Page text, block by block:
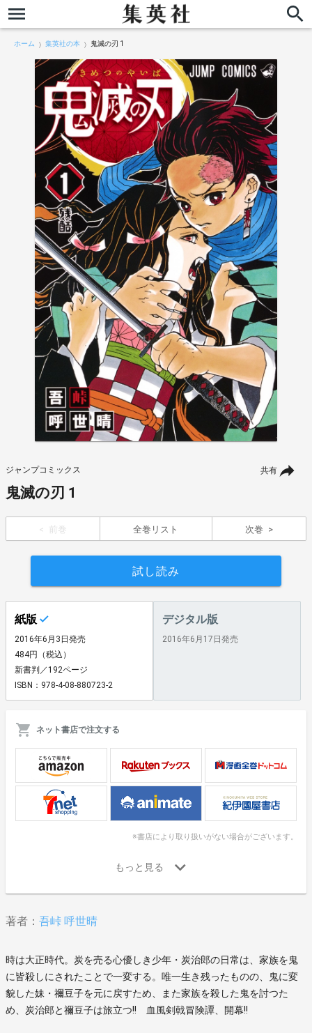
ホーム 集英社の本 鬼滅の刃 1
共有
ジャンプコミックス
鬼滅の刃 1
前巻 全巻リスト 次巻
試し読み
紙版
2016年6月3日発売
484円（税込）
新書判／192ページ
ISBN：978-4-08-880723-2
デジタル版
2016年6月17日発売
ネット書店で注文する
※書店により取り扱いがない場合がございます。
著者： 吾峠 呼世晴
時は大正時代。炭を売る心優しき少年・炭治郎の日常は、家族を鬼
に皆殺しにされたことで一変する。唯一生き残ったものの、鬼に変
貌した妹・禰豆子を元に戻すため、また家族を殺した鬼を討つた
め、炭治郎と禰豆子は旅立つ!! 血風剣戟冒険譚、開幕!!